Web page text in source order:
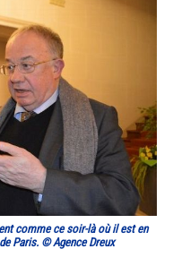
comme ce soir-là où il est en
Paris. © Agence Dreux